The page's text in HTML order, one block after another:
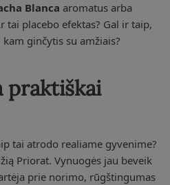
Blanca aromatus arba
tai placebo efektas? Gal ir taip,
ginčytis su amžiais?
praktiškai
tai atrodo realiame gyvenime?
Priorat. Vynuogės jau beveik
prie norimo, rūgštingumas